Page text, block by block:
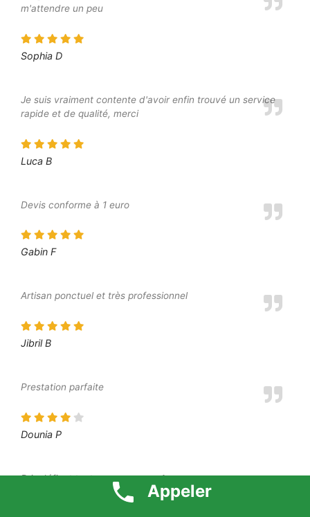
m'attendre un peu
Sophia D
Je suis vraiment contente d'avoir enfin trouvé un service
rapide et de qualité, merci
Luca B
Devis conforme à 1 euro
Gabin F
Artisan ponctuel et très professionnel
Jibril B
Prestation parfaite
Dounia P
Prix défiant toute concurrence 1 euro
Appeler